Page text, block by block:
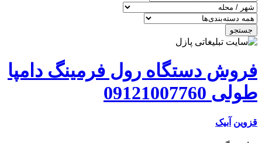
دستگاه رول فرمینگ دامپا
آبیک